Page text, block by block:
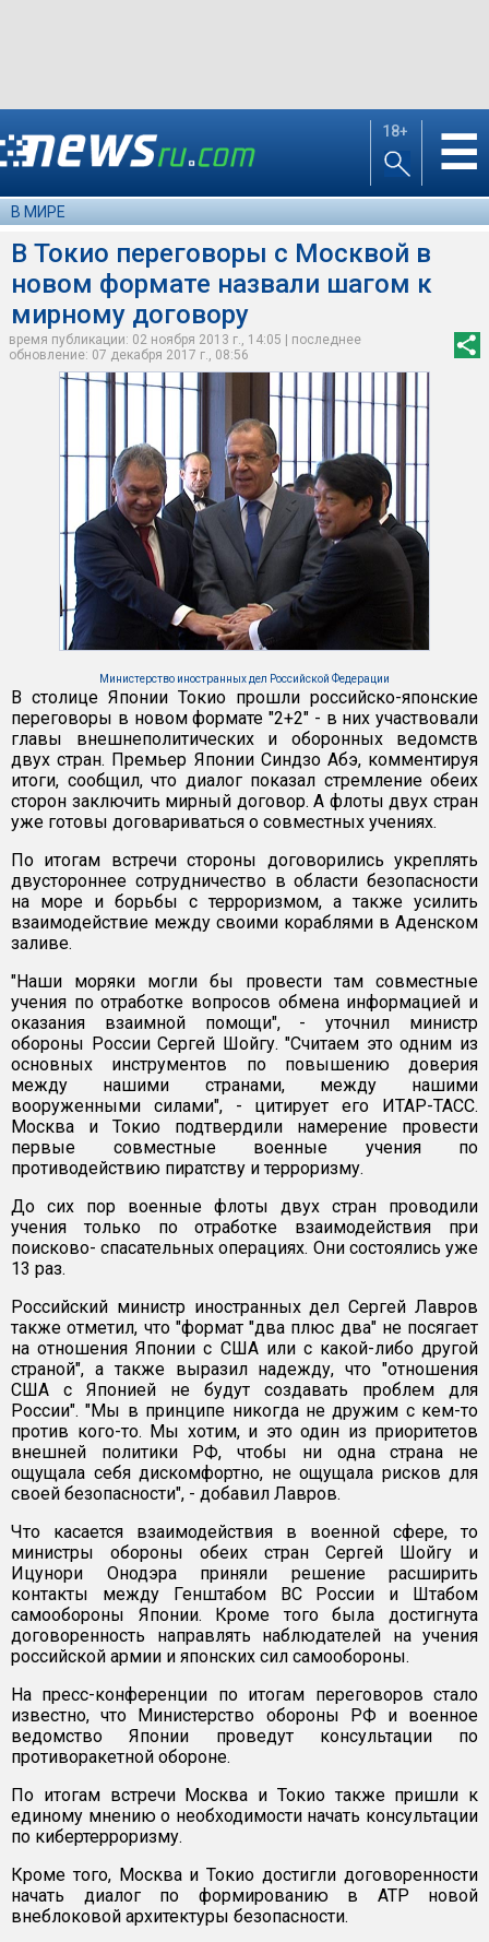
18+ ☰
В МИРЕ
В Токио переговоры с Москвой в
новом формате назвали шагом к
мирному договору
время публикации: 02 ноября 2013 г., 14:05 | последнее
обновление: 07 декабря 2017 г., 08:56
Министерство иностранных дел Российской Федерации
В столице Японии Токио прошли российско-японские
переговоры в новом формате "2+2" - в них участвовали
главы внешнеполитических и оборонных ведомств
двух стран. Премьер Японии Синдзо Абэ, комментируя
итоги, сообщил, что диалог показал стремление обеих
сторон заключить мирный договор. А флоты двух стран
уже готовы договариваться о совместных учениях.
По итогам встречи стороны договорились укреплять
двустороннее сотрудничество в области безопасности
на море и борьбы с терроризмом, а также усилить
взаимодействие между своими кораблями в Аденском
заливе.
"Наши моряки могли бы провести там совместные
учения по отработке вопросов обмена информацией и
оказания взаимной помощи", - уточнил министр
обороны России Сергей Шойгу. "Считаем это одним из
основных инструментов по повышению доверия
между нашими странами, между нашими
вооруженными силами", - цитирует его ИТАР-ТАСС.
Москва и Токио подтвердили намерение провести
первые совместные военные учения по
противодействию пиратству и терроризму.
До сих пор военные флоты двух стран проводили
учения только по отработке взаимодействия при
поисково- спасательных операциях. Они состоялись уже
13 раз.
Российский министр иностранных дел Сергей Лавров
также отметил, что "формат "два плюс два" не посягает
на отношения Японии с США или с какой-либо другой
страной", а также выразил надежду, что "отношения
США с Японией не будут создавать проблем для
России". "Мы в принципе никогда не дружим с кем-то
против кого-то. Мы хотим, и это один из приоритетов
внешней политики РФ, чтобы ни одна страна не
ощущала себя дискомфортно, не ощущала рисков для
своей безопасности", - добавил Лавров.
Что касается взаимодействия в военной сфере, то
министры обороны обеих стран Сергей Шойгу и
Ицунори Онодэра приняли решение расширить
контакты между Генштабом ВС России и Штабом
самообороны Японии. Кроме того была достигнута
договоренность направлять наблюдателей на учения
российской армии и японских сил самообороны.
На пресс-конференции по итогам переговоров стало
известно, что Министерство обороны РФ и военное
ведомство Японии проведут консультации по
противоракетной обороне.
По итогам встречи Москва и Токио также пришли к
единому мнению о необходимости начать консультации
по кибертерроризму.
Кроме того, Москва и Токио достигли договоренности
начать диалог по формированию в АТР новой
внеблоковой архитектуры безопасности.